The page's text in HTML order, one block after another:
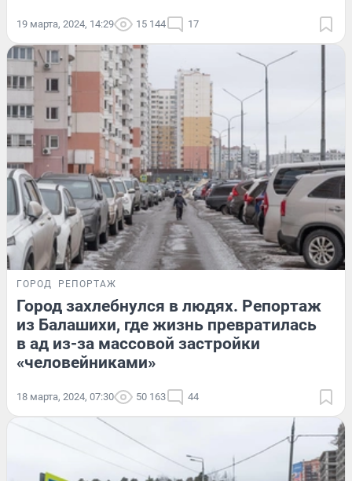
19 марта, 2024, 14:29 15 144 17
ГОРОД РЕПОРТАЖ
Город захлебнулся в людях. Репортаж
из Балашихи, где жизнь превратилась
в ад из-за массовой застройки
«человейниками»
18 марта, 2024, 07:30 50 163 44